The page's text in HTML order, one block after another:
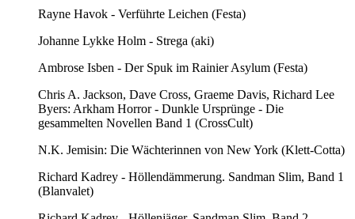
Rayne Havok - Verführte Leichen (Festa)
Johanne Lykke Holm - Strega (aki)
Ambrose Isben - Der Spuk im Rainier Asylum (Festa)
Chris A. Jackson, Dave Cross, Graeme Davis, Richard Lee
Byers: Arkham Horror - Dunkle Ursprünge - Die
gesammelten Novellen Band 1 (CrossCult)
N.K. Jemisin: Die Wächterinnen von New York (Klett-Cotta)
Richard Kadrey - Höllendämmerung. Sandman Slim, Band 1
(Blanvalet)